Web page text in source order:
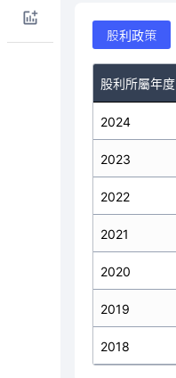
股利政策
股利所屬年度
2024
2023
2022
2021
2020
2019
2018